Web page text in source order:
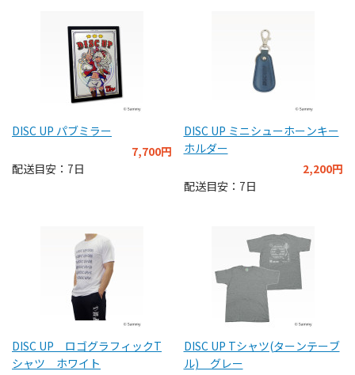
DISC UP パブミラー
7,700円
配送目安：7日
DISC UP ミニシューホーンキー
ホルダー
2,200円
配送目安：7日
DISC UP ロゴグラフィックT
シャツ ホワイト
DISC UP Tシャツ(ターンテーブ
ル) グレー